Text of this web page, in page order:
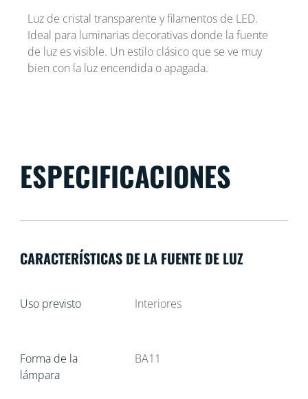
Luz de cristal transparente y filamentos de LED.
Ideal para luminarias decorativas donde la fuente
de luz es visible. Un estilo clásico que se ve muy
bien con la luz encendida o apagada.
ESPECIFICACIONES
CARACTERÍSTICAS DE LA FUENTE DE LUZ
Uso previsto Interiores
Forma de la
lámpara
BA11